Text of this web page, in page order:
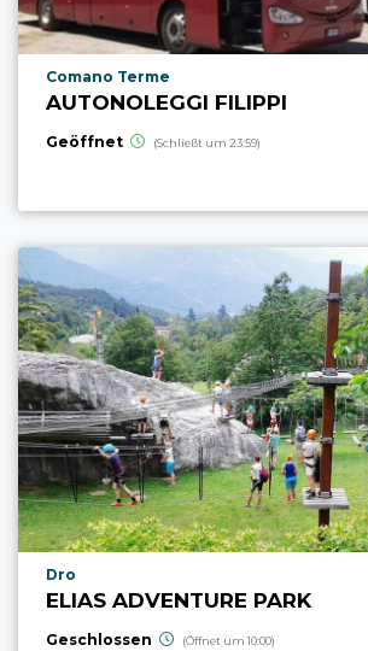
aria.poi_location_prefix
Comano Terme
AUTONOLEGGI FILIPPI
Geöffnet (Schließt um 23:59)
aria.poi_location_prefix
Dro
ELIAS ADVENTURE PARK
Geschlossen (Öffnet um 10:00)